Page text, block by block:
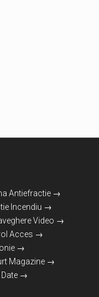
Antiefractie →
Incendiu →
Video →
Acces →
→
Magazine →
Date →